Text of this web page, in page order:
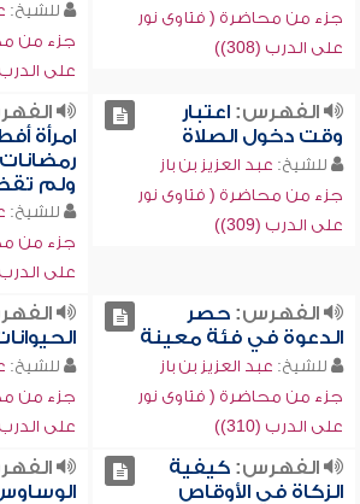
جزء من محاضرة ( فتاوى نور
على الدرب (308))
للشيخ:
جزء من
على الدرب
الفهرس:اعتبار
وقت دخول الصلاة
للشيخ: عبد العزيز بن باز
جزء من محاضرة ( فتاوى نور
على الدرب (309))
امرأة
ولم
للشيخ:
جزء من
على الدرب
الفهرس:حصر
الدعوة في فئة معينة
للشيخ: عبد العزيز بن باز
جزء من محاضرة ( فتاوى نور
على الدرب (310))
للشيخ:
جزء من
على الدرب
الفهرس:كيفية
الزكاة في الأوقاص